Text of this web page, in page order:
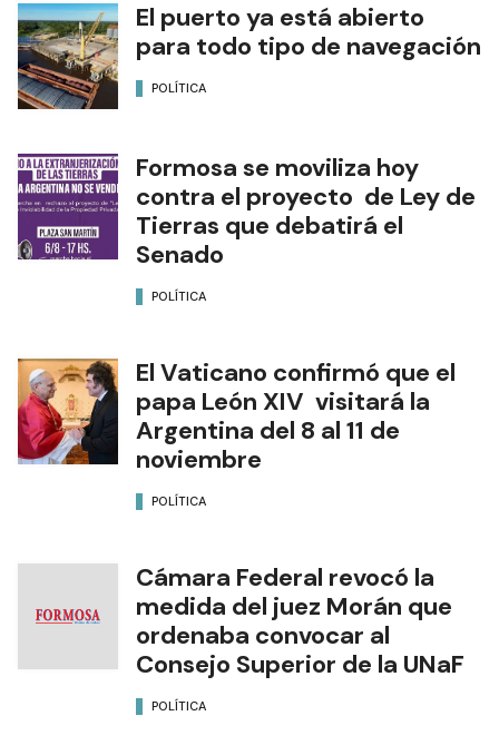
El puerto ya está abierto
para todo tipo de navegación
POLÍTICA
Formosa se moviliza hoy
contra el proyecto de Ley de
Tierras que debatirá el
Senado
POLÍTICA
El Vaticano confirmó que el
papa León XIV visitará la
Argentina del 8 al 11 de
noviembre
POLÍTICA
Cámara Federal revocó la
medida del juez Morán que
ordenaba convocar al
Consejo Superior de la UNaF
POLÍTICA